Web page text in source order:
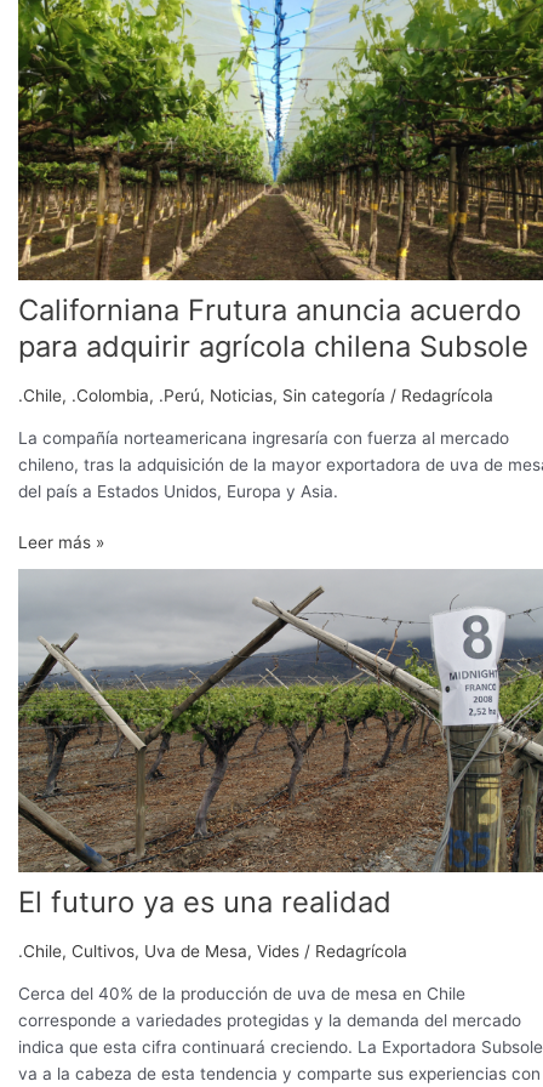
Californiana Frutura anuncia acuerdo
para adquirir agrícola chilena Subsole
.Chile, .Colombia, .Perú, Noticias, Sin categoría / Redagrícola
La compañía norteamericana ingresaría con fuerza al mercado
chileno, tras la adquisición de la mayor exportadora de uva de
del país a Estados Unidos, Europa y Asia.
anuncia
acuerdo
para
adquirir
agrícola
chilena
Subsole
Leer más »
El futuro ya es una realidad
.Chile, Cultivos, Uva de Mesa, Vides / Redagrícola
Cerca del 40% de la producción de uva de mesa en Chile
corresponde a variedades protegidas y la demanda del mercado
indica que esta cifra continuará creciendo. La Exportadora Subsole
va a la cabeza de esta tendencia y comparte sus experiencias con
una
realidad